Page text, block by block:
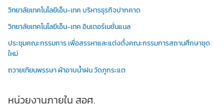
วิทยาลัยเทคโนโลยีเอ็น-เทค บริหารธุรกิจปากคาด
วิทยาลัยเทคโนโลยีเอ็น-เทค อินเตอร์เนชั่นแนล
ประชุมคณะกรรมการ เพื่อสรรหาและแต่งตั้งคณะกรรมการสถานศึกษาชุด
ใหม่
ถวายเทียนพรรษา ผ้าอาบน้ำฝน วัดภูกระแต
หน่วยงานภายใน สอศ.